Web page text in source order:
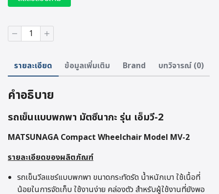
จำนวน
Matsunaga
ชิ้น
รายละเอียด ข้อมูลเพิ่มเติม Brand บทวิจารณ์ (0)
คำอธิบาย
รถเข็นแบบพกพา มัตซึนากะ รุ่น เอ็มวี-2
MATSUNAGA Compact Wheelchair Model MV-2
รายละเอียดของผลิตภัณฑ์
รถเข็นวีลแชร์แบบพกพา ขนาดกระทัดรัด น้ำหนักเบา ใช้เนื้อที่
น้อยในการจัดเก็บ ใช้งานง่าย คล่องตัว สำหรับผู้ใช้งานที่ยังพอ